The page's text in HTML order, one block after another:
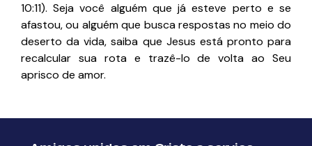
10:11). Seja você alguém que já esteve perto e se
afastou, ou alguém que busca respostas no meio do
deserto da vida, saiba que Jesus está pronto para
recalcular sua rota e trazê-lo de volta ao Seu
aprisco de amor.